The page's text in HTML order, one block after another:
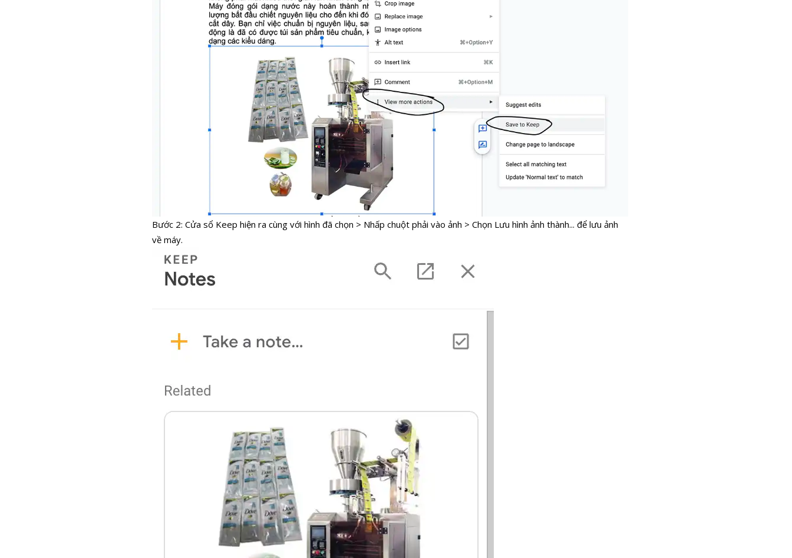
Bước 2: Cửa sổ Keep hiện ra cùng với hình đã chọn > Nhấp chuột phải vào ảnh > Chọn Lưu hình ảnh thành... để lưu ảnh
về máy.